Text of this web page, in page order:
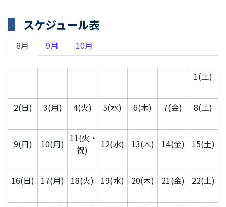
スケジュール表
8月 9月 10月
1(土)
2(日) 3(月) 4(火) 5(水) 6(木) 7(金) 8(土)
9(日) 10(月) 11(火・
祝)
12(水) 13(木) 14(金) 15(土)
16(日) 17(月) 18(火) 19(水) 20(木) 21(金) 22(土)